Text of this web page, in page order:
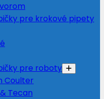
pre krokové pipety
pre roboty
Coulter
Tecan